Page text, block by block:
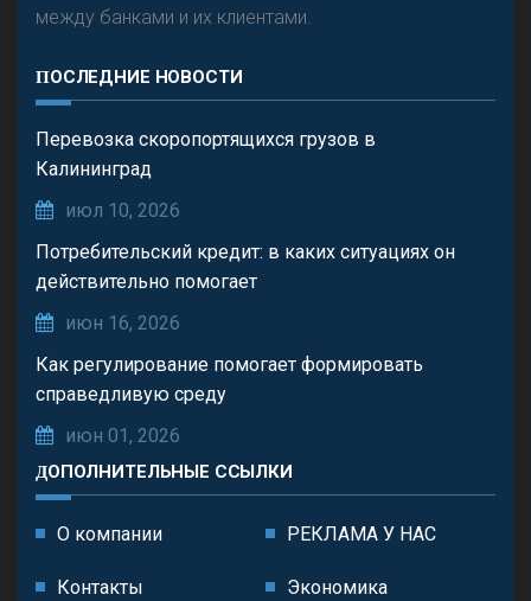
между банками и их клиентами.
ПОСЛЕДНИЕ НОВОСТИ
Перевозка скоропортящихся грузов в
Калининград
июл 10, 2026
Потребительский кредит: в каких ситуациях он
действительно помогает
июн 16, 2026
Как регулирование помогает формировать
справедливую среду
июн 01, 2026
ДОПОЛНИТЕЛЬНЫЕ ССЫЛКИ
О компании РЕКЛАМА У НАС
Контакты Экономика